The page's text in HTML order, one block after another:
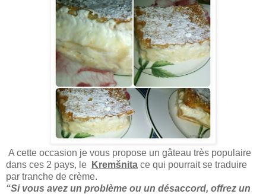
A cette occasion je vous propose un gâteau très populaire
dans ces 2 pays, le
Kremšnita ce qui pourrait se traduire
par tranche de crème.
“Si vous avez un problème ou un désaccord, offrez un